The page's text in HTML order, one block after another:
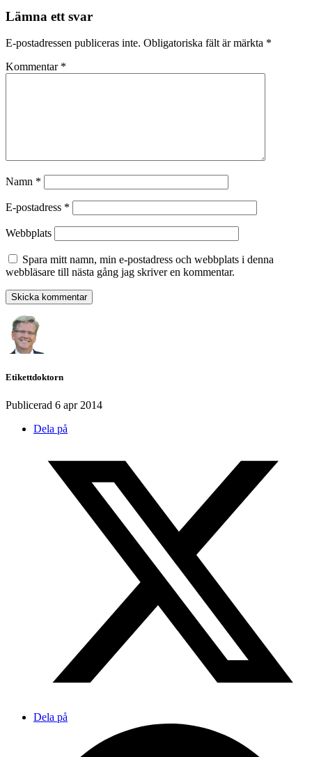
Lämna ett svar
E-postadressen publiceras inte. Obligatoriska fält är märkta *
Kommentar *
Namn *
E-postadress *
Webbplats
Spara mitt namn, min e-postadress och webbplats i denna
webbläsare till nästa gång jag skriver en kommentar.
Etikettdoktorn
Publicerad 6 apr 2014
Dela på
Dela på